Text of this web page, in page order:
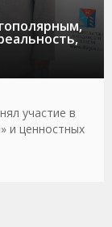
участие в
и ценностных